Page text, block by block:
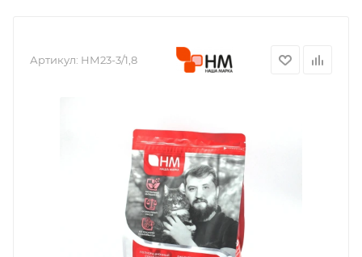
Артикул: НМ23-3/1,8